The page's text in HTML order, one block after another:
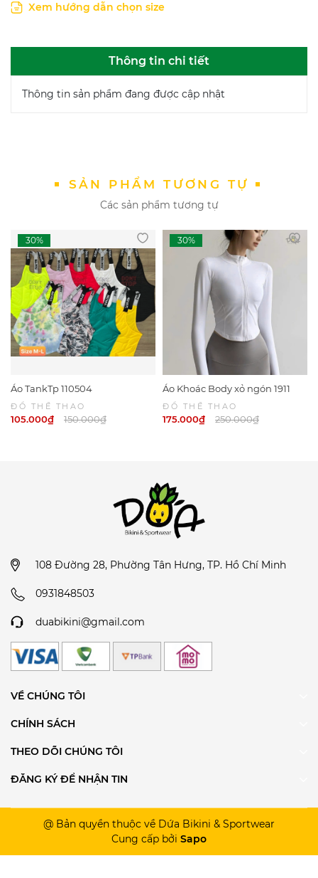
Xem hướng dẫn chọn size
Thông tin chi tiết
Thông tin sản phẩm đang được cập nhật
SẢN PHẨM TƯƠNG TỰ
Các sản phẩm tương tự
Áo TankTp 110504
ĐỒ THỂ THAO
105.000₫ 150.000₫
Áo Khoác Body xỏ ngón 1911
ĐỒ THỂ THAO
175.000₫ 250.000₫
108 Đường 28, Phường Tân Hưng, TP. Hồ Chí Minh
0931848503
duabikini@gmail.com
VỀ CHÚNG TÔI
CHÍNH SÁCH
THEO DÕI CHÚNG TÔI
ĐĂNG KÝ ĐỂ NHẬN TIN
@ Bản quyền thuộc về Dứa Bikini & Sportwear
Cung cấp bởi Sapo